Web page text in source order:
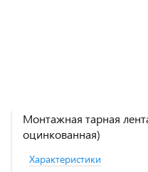
Монтажная тарная
оцинкованная)
Характеристики